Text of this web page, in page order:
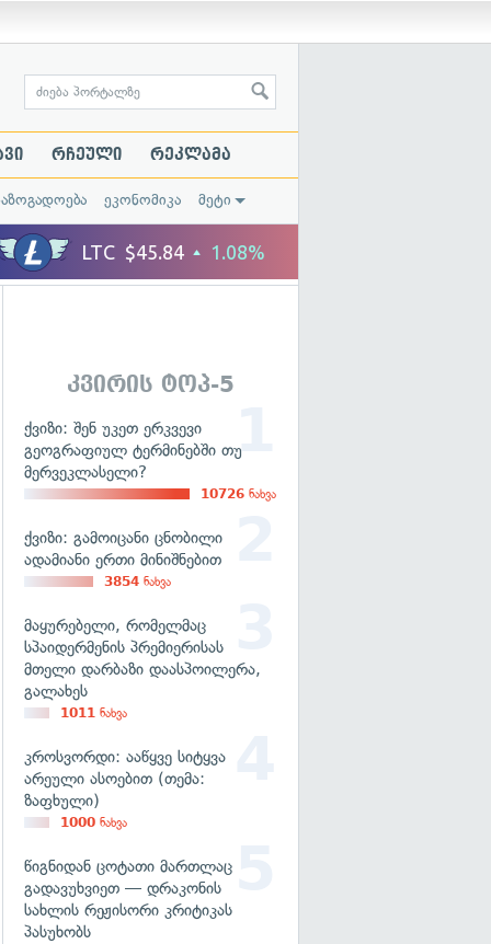
რჩეული რეკლამა
ეკონომიკა მეტი
კვირის ტოპ-5
ქვიზი: შენ უკეთ ერკვევი
გეოგრაფიულ ტერმინებში თუ
მერვეკლასელი?
10726 ნახვა
ქვიზი: გამოიცანი ცნობილი
ადამიანი ერთი მინიშნებით
3854 ნახვა
მაყურებელი, რომელმაც
სპაიდერმენის პრემიერისას
მთელი დარბაზი დაასპოილერა,
გალახეს
1011 ნახვა
კროსვორდი: ააწყვე სიტყვა
არეული ასოებით (თემა:
ზაფხული)
1000 ნახვა
წიგნიდან ცოტათი მართლაც
გადავუხვიეთ — დრაკონის
სახლის რეჟისორი კრიტიკას
პასუხობს